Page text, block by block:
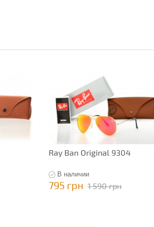
Ray Ban Original 9304
В наличии
795 грн 1 590 грн